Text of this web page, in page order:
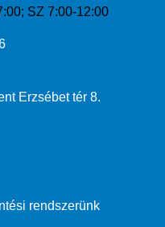
SZ 7:00-12:00
Erzsébet tér 8.
rendszerünk